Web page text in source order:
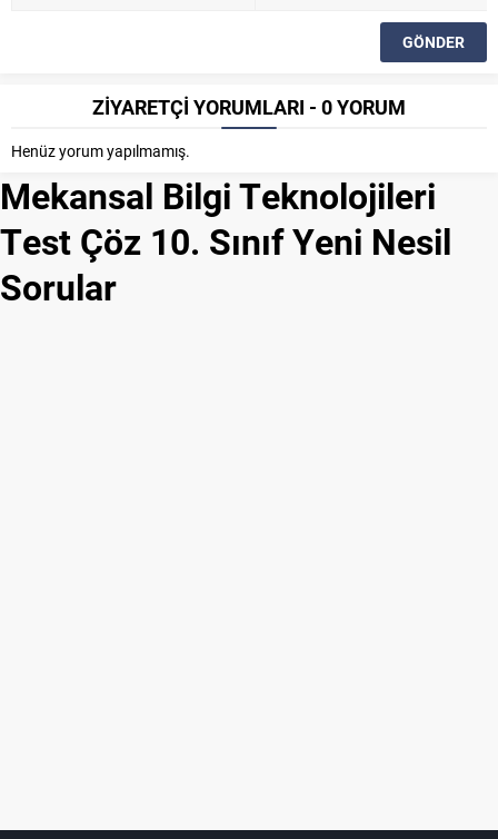
ZİYARETÇİ YORUMLARI - 0 YORUM
Henüz yorum yapılmamış.
Mekansal Bilgi Teknolojileri
Test Çöz 10. Sınıf Yeni Nesil
Sorular